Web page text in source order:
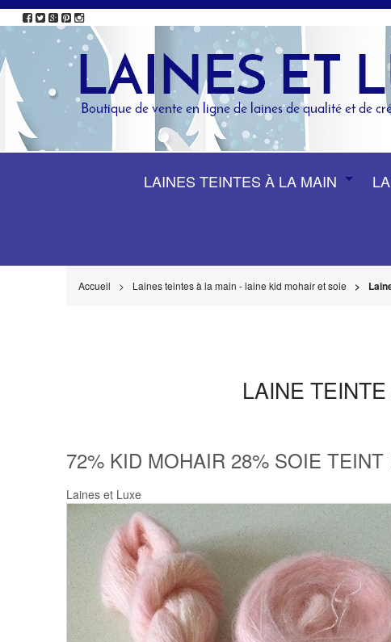
LAINES TEINTES À LA MAIN
Accueil Laines teintes à la main - laine kid mohair et soie
LAINE
72% KID MOHAIR 28% SOIE
Laines et Luxe